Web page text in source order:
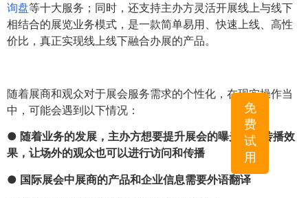
免
费
试
用
询盘等十大服务；同时，还支持主办方灵活开展线上与线下
相结合的展览业务模式，是一款简单易用、快速上线、高性
价比，真正实现线上线下融合办展的产品。
随着展商和观众对于展会服务需求的个性化，在现实操作当
中，可能会遇到以下情况：
● 随着业务的发展，主办方想要提升展会的曝光度和传播效
果，让场外的观众也可以进行访问和传播
● 国际展会中展商的产品和企业信息需要外语翻译